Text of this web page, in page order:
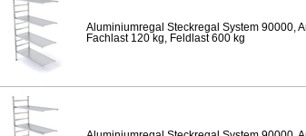
Aluminiumregal Steckregal System 90000,
Fachlast 120 kg, Feldlast 600 kg